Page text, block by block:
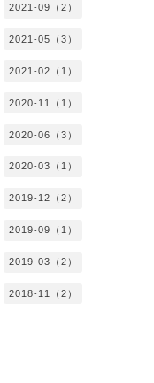
2021-09（2）
2021-05（3）
2021-02（1）
2020-11（1）
2020-06（3）
2020-03（1）
2019-12（2）
2019-09（1）
2019-03（2）
2018-11（2）